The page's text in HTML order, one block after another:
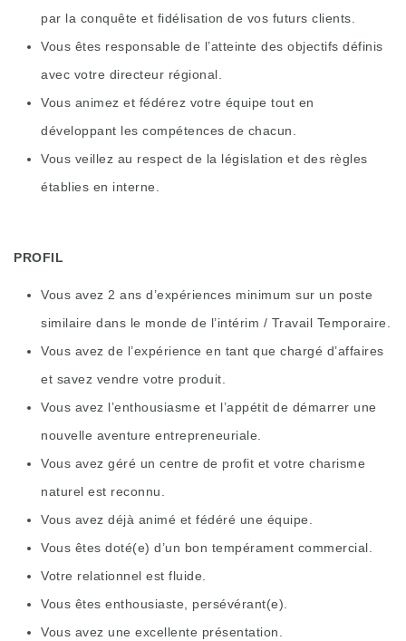
par la conquête et fidélisation de vos futurs clients.
Vous êtes responsable de l’atteinte des objectifs définis
avec votre directeur régional.
Vous animez et fédérez votre équipe tout en
développant les compétences de chacun.
Vous veillez au respect de la législation et des règles
établies en interne.
PROFIL
Vous avez 2 ans d’expériences minimum sur un poste
similaire dans le monde de l’intérim / Travail Temporaire.
Vous avez de l’expérience en tant que chargé d’affaires
et savez vendre votre produit.
Vous avez l’enthousiasme et l’appétit de démarrer une
nouvelle aventure entrepreneuriale.
Vous avez géré un centre de profit et votre charisme
naturel est reconnu.
Vous avez déjà animé et fédéré une équipe.
Vous êtes doté(e) d’un bon tempérament commercial.
Votre relationnel est fluide.
Vous êtes enthousiaste, persévérant(e).
Vous avez une excellente présentation.